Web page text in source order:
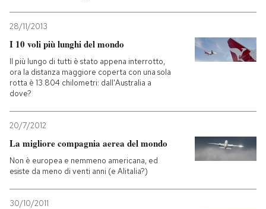
28/11/2013
I 10 voli più lunghi del mondo
Il più lungo di tutti è stato appena interrotto,
ora la distanza maggiore coperta con una sola
rotta è 13.804 chilometri: dall'Australia a
dove?
20/7/2012
La migliore compagnia aerea del mondo
Non è europea e nemmeno americana, ed
esiste da meno di venti anni (e Alitalia?)
30/10/2011